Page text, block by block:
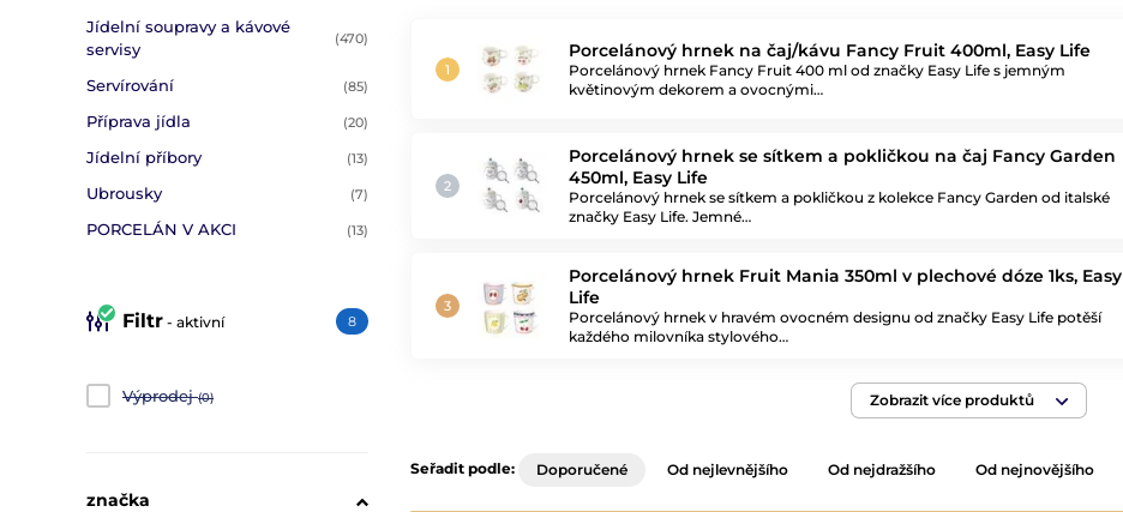
Porcelánový hrnek na čaj/kávu Fancy Fruit 400ml, Easy Life
Porcelánový hrnek Fancy Fruit 400 ml od značky Easy Life s jemným
květinovým dekorem a ovocnými…
Porcelánový hrnek se sítkem a pokličkou na čaj Fancy Garden
450ml, Easy Life
Porcelánový hrnek se sítkem a pokličkou z kolekce Fancy Garden od italské
značky Easy Life. Jemné…
Porcelánový hrnek Fruit Mania 350ml v plechové dóze 1ks, Easy
Life
Porcelánový hrnek v hravém ovocném designu od značky Easy Life potěší
každého milovníka stylového…
Zobrazit více produktů
Jídelní soupravy a kávové
servisy
(470)
Servírování (85)
Příprava jídla (20)
Jídelní příbory (13)
Ubrousky (7)
PORCELÁN V AKCI (13)
Filtr - aktivní 8
Výprodej (0)
značka
Seřadit podle: Doporučené Od nejlevnějšího Od nejdražšího Od nejnovějšího